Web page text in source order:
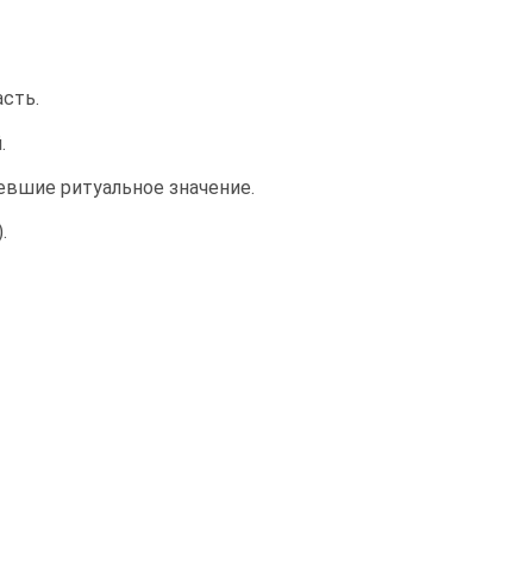
риту­альное значение.